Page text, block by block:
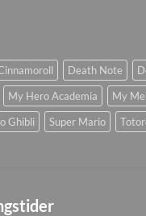
Death Note
My Hero Academia My
Ghibli Super Mario